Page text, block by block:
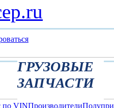
ГРУЗОВЫЕ
ЗАПЧАСТИ
по VINПроизводители